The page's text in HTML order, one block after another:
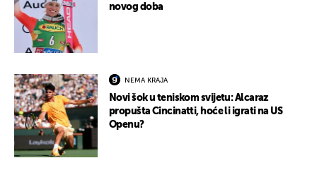
novog doba
NEMA KRAJA
Novi šok u teniskom svijetu: Alcaraz
propušta Cincinatti, hoće li igrati na US
Openu?